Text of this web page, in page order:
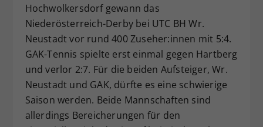
Hochwolkersdorf gewann das
Niederösterreich-Derby bei UTC BH Wr.
Neustadt vor rund 400 Zuseher:innen mit 5:4.
GAK-Tennis spielte erst einmal gegen Hartberg
und verlor 2:7. Für die beiden Aufsteiger, Wr.
Neustadt und GAK, dürfte es eine schwierige
Saison werden. Beide Mannschaften sind
allerdings Bereicherungen für den